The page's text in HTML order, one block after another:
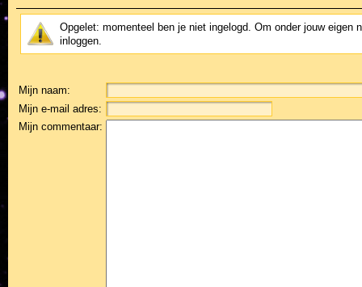
Opgelet: momenteel ben je niet ingelogd. Om onder jouw eigen
inloggen.
Mijn naam:
Mijn e-mail adres:
Mijn commentaar: